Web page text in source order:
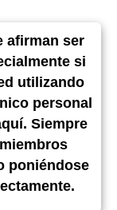
afirman ser
si
utilizando
personal
Siempre
poniéndose